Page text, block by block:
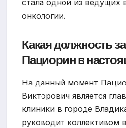
стала одной из ведущих
онкологии.
Какая должность
Пациорин в
На данный момент
Викторович является
клиники в городе
руководит коллективом